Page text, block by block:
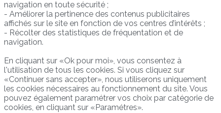
navigation en toute sécurité ;
- Améliorer la pertinence des contenus publicitaires
affichés sur le site en fonction de vos centres d’intérêts ;
- Récolter des statistiques de fréquentation et de
navigation.
En cliquant sur «Ok pour moi», vous consentez à
l'utilisation de tous les cookies. Si vous cliquez sur
«Continuer sans accepter», nous utiliserons uniquement
les cookies nécessaires au fonctionnement du site. Vous
pouvez également paramétrer vos choix par catégorie de
cookies, en cliquant sur «Paramétres».